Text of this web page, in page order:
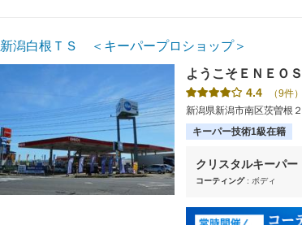
新潟白根ＴＳ ＜キーパープロショップ＞
ようこそＥＮＥＯ
ティング施工は熟
せていただきます!!
4.4
（9件）
新潟県新潟市南区茨曽根
キーパー技術1級在籍
クリスタルキーパー
コーティング: ボディ